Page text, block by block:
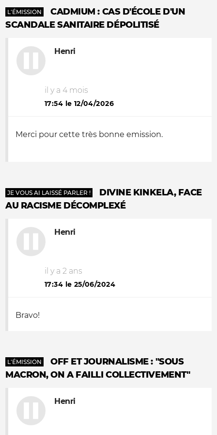
L'ÉMISSION
CADMIUM : CAS D'ÉCOLE D'UN
SCANDALE SANITAIRE DÉPOLITISÉ
Henri
il y a 4 mois
17:54 le 12/04/2026
Merci pour cette très bonne emission.
JE VOUS AI LAISSÉ PARLER !
DIVINE KINKELA, FACE
AU RACISME DÉCOMPLEXÉ
Henri
il y a 2 ans
17:34 le 25/06/2024
Bravo!
L'ÉMISSION
OFF ET JOURNALISME : "SOUS
MACRON, ON A FAILLI COLLECTIVEMENT"
Henri